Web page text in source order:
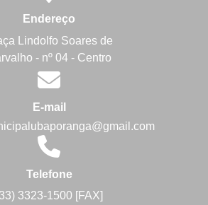
Endereço
Lindolfo Soares de
- nº 04 - Centro
E-mail
Telefone
3323-1500 [FAX]